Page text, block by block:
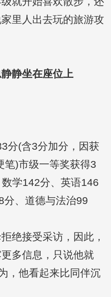
里人出去玩的旅游攻
静坐在座位上
(含3分加分，因获
笔)市级一等奖获得3
学142分、英语146
分、道德与法治99
接受采访，因此，
多信息，只说他就
，他看起来比同伴沉